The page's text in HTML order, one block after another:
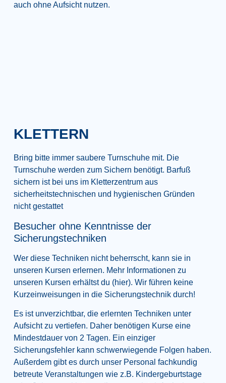
auch ohne Aufsicht nutzen.
KLETTERN
Bring bitte immer saubere Turnschuhe mit. Die
Turnschuhe werden zum Sichern benötigt. Barfuß
sichern ist bei uns im Kletterzentrum aus
sicherheitstechnischen und hygienischen Gründen
nicht gestattet
Besucher ohne Kenntnisse der
Sicherungstechniken
Wer diese Techniken nicht beherrscht, kann sie in
unseren Kursen erlernen. Mehr Informationen zu
unseren Kursen erhältst du (hier). Wir führen keine
Kurzeinweisungen in die Sicherungstechnik durch!
Es ist unverzichtbar, die erlernten Techniken unter
Aufsicht zu vertiefen. Daher benötigen Kurse eine
Mindestdauer von 2 Tagen. Ein einziger
Sicherungsfehler kann schwerwiegende Folgen haben.
Außerdem gibt es durch unser Personal fachkundig
betreute Veranstaltungen wie z.B. Kindergeburtstage